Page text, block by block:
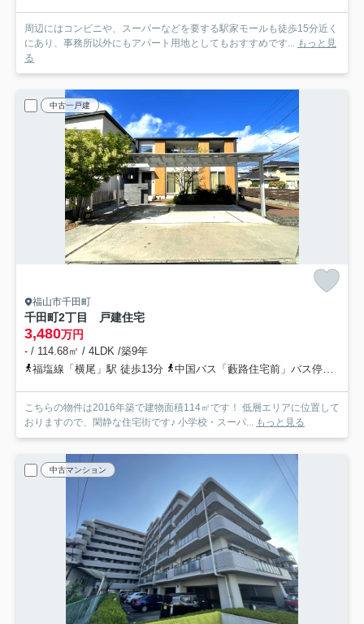
周辺にはコンビニや、スーパーなどを要する駅家モールも徒歩15分近く
にあり、事務所以外にもアパート用地としてもおすすめです... もっと見
る
中古一戸建
福山市千田町
千田町2丁目 戸建住宅
3,480万円
- / 114.68㎡ / 4LDK /築9年
福塩線「横尾」駅 徒歩13分
中国バス「藪路住宅前」バス停下車 徒歩9分
こちらの物件は2016年築で建物面積114㎡です！ 低層エリアに位置して
おりますので、閑静な住宅街です♪ 小学校・スーパ... もっと見る
中古マンション